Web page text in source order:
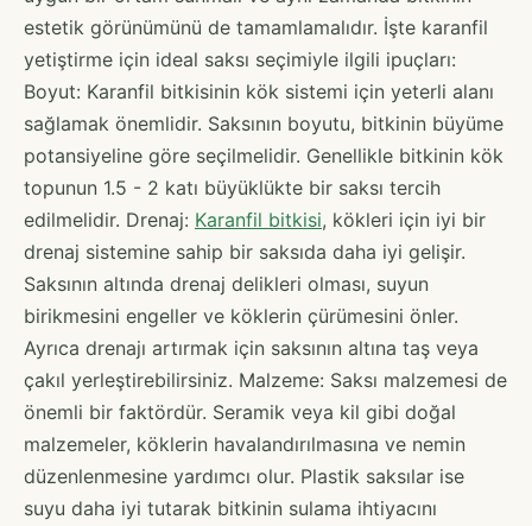
estetik görünümünü de tamamlamalıdır. İşte karanfil
yetiştirme için ideal saksı seçimiyle ilgili ipuçları:
Boyut: Karanfil bitkisinin kök sistemi için yeterli alanı
sağlamak önemlidir. Saksının boyutu, bitkinin büyüme
potansiyeline göre seçilmelidir. Genellikle bitkinin kök
topunun 1.5 - 2 katı büyüklükte bir saksı tercih
edilmelidir. Drenaj: Karanfil bitkisi, kökleri için iyi bir
drenaj sistemine sahip bir saksıda daha iyi gelişir.
Saksının altında drenaj delikleri olması, suyun
birikmesini engeller ve köklerin çürümesini önler.
Ayrıca drenajı artırmak için saksının altına taş veya
çakıl yerleştirebilirsiniz. Malzeme: Saksı malzemesi de
önemli bir faktördür. Seramik veya kil gibi doğal
malzemeler, köklerin havalandırılmasına ve nemin
düzenlenmesine yardımcı olur. Plastik saksılar ise
suyu daha iyi tutarak bitkinin sulama ihtiyacını